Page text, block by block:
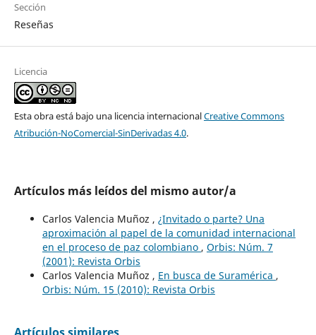
Sección
Reseñas
Licencia
Esta obra está bajo una licencia internacionalCreative Commons
Atribución-NoComercial-SinDerivadas 4.0.
Artículos más leídos del mismo autor/a
Carlos Valencia Muñoz , ¿Invitado o parte? Una
aproximación al papel de la comunidad internacional
en el proceso de paz colombiano , Orbis: Núm. 7
(2001): Revista Orbis
Carlos Valencia Muñoz , En busca de Suramérica ,
Orbis: Núm. 15 (2010): Revista Orbis